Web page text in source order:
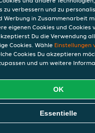
Samstag
17:00 -
Sonntag
11:00 -
17:00 -
zu verbessern und zu
Werbung in Zusammenarbeit
eigenen Cookies und Cookies
Du die Verwendung
Cookies. Wähle Einstellungen
Cookies Du akzeptieren
und um weitere
OK
Essentielle